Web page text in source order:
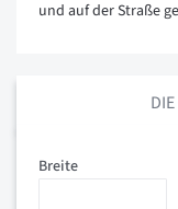
und auf der Straße
Breite